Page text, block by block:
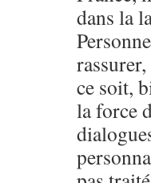
dans la
ce soit,
la force